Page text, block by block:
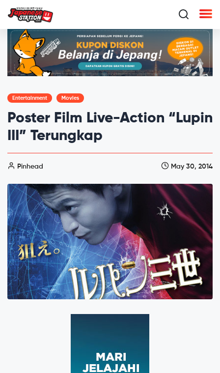
Entertainment Movies
Poster Film Live-Action “Lupin
III” Terungkap
Pinhead May 30, 2014